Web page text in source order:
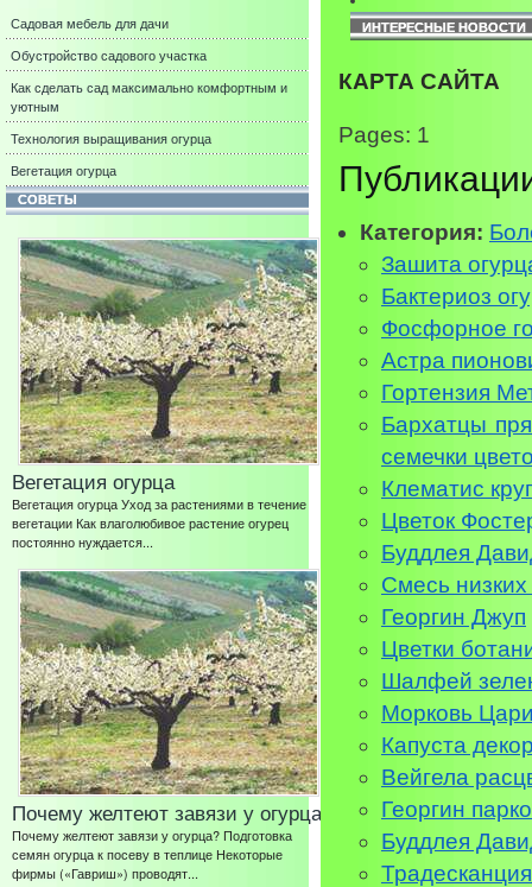
Садовая мебель для дачи
Обустройство садового участка
Как сделать сад максимально комфортным и
уютным
Технология выращивания огурца
Вегетация огурца
СОВЕТЫ
Вегетация огурца
Вегетация огурца Уход за растениями в течение
вегетации Как влаголюбивое растение огурец
постоянно нуждается...
Почему желтеют завязи у огурца
Почему желтеют завязи у огурца? Подготовка
семян огурца к посеву в теплице Некоторые
фирмы («Гавриш») проводят...
ИНТЕРЕСНЫЕ НОВОСТИ
КАРТА САЙТА
Pages: 1
Категория:
Зашита
Бактериоз
Фосфорное
Астра
Гортензия
Бархатцы
семечки
Клематис
Цветок
Буддлея
Смесь
Георгин Джуп
Цветки
Шалфей
Морковь
Капуста
Вейгела
Георгин
Буддлея